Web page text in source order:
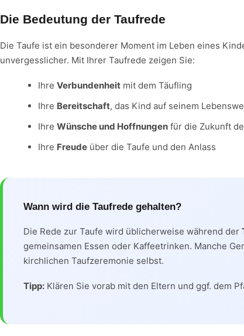
Die Bedeutung der Taufrede
Die Taufe ist ein besonderer Moment im Leben eines
unvergesslicher. Mit Ihrer Taufrede zeigen Sie:
Ihre Verbundenheit mit dem Täufling
Ihre Bereitschaft, das Kind auf seinem
Ihre Wünsche und Hoffnungen für die Zukunft
Ihre Freude über die Taufe und den Anlass
Wann wird die Taufrede gehalten?
Die Rede zur Taufe wird üblicherweise während der
gemeinsamen Essen oder Kaffeetrinken. Manche
kirchlichen Taufzeremonie selbst.
Tipp: Klären Sie vorab mit den Eltern und ggf. dem